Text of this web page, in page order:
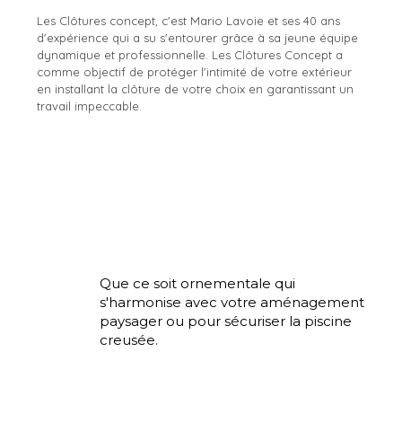
Les Clôtures concept, c'est Mario Lavoie et ses 40 ans
d'expérience qui a su s'entourer grâce à sa jeune équipe
dynamique et professionnelle. Les Clôtures Concept a
comme objectif de protéger l'intimité de votre extérieur
en installant la clôture de votre choix en garantissant un
travail impeccable.
Que ce soit ornementale qui
s'harmonise avec votre aménagement
paysager ou pour sécuriser la piscine
creusée.